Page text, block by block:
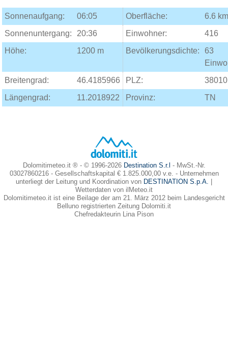
Sonnenaufgang: 06:05 Oberfläche:
6.6
Sonnenuntergang:
20:36 Einwohner:
416
Höhe:
1200 m Bevölkerungsdichte:
63
Breitengrad:
46.4185966 PLZ:
38010
Längengrad:
11.2018922 Provinz: TN
Dolomitimeteo.it ® - © 1996-2026 Destination S.r.l - MwSt.-Nr.
03027860216 - Gesellschaftskapital € 1.825.000,00 v.e. - Unternehmen
unterliegt der Leitung und Koordination von DESTINATION S.p.A.
Wetterdaten von ilMeteo.it
Dolomitimeteo.it ist eine Beilage der am 21. März 2012 beim Landesgericht
Belluno registrierten Zeitung Dolomiti.it
Chefredakteurin Lina Pison